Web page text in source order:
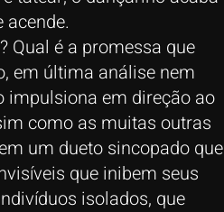
Qual é a promessa que
em última análise nem
impulsiona em direção ao
como as muitas outras
um dueto sincopado que
que inibem seus
isolados, que